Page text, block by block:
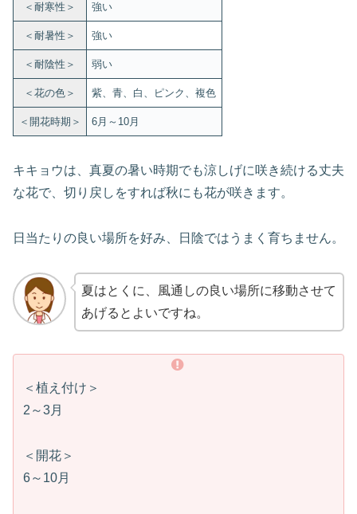
＜耐寒性＞ 強い
＜耐暑性＞ 強い
＜耐陰性＞ 弱い
＜花の色＞ 紫、青、白、ピンク、複色
＜開花時期＞ 6月～10月
キキョウは、真夏の暑い時期でも涼しげに咲き続ける丈夫
な花で、切り戻しをすれば秋にも花が咲きます。
日当たりの良い場所を好み、日陰ではうまく育ちません。
夏はとくに、風通しの良い場所に移動させて
あげるとよいですね。
＜植え付け＞
2～3月
＜開花＞
6～10月